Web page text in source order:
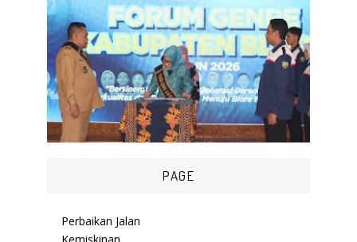
PAGE
Perbaikan Jalan